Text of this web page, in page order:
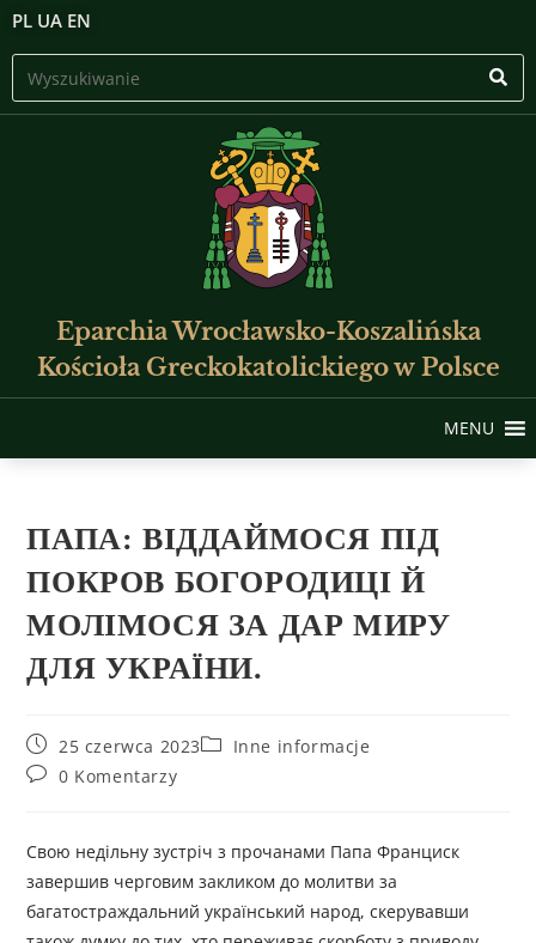
PL UA EN
Eparchia Wrocławsko-Koszalińska
Kościoła Greckokatolickiego w Polsce
MENU
ПАПА: ВІДДАЙМОСЯ ПІД
ПОКРОВ БОГОРОДИЦІ Й
МОЛІМОСЯ ЗА ДАР МИРУ
ДЛЯ УКРАЇНИ.
25 czerwca 2023
Inne informacje
0 Komentarzy
Свою недільну зустріч з прочанами Папа Франциск
завершив черговим закликом до молитви за
багатостраждальний український народ, скерувавши